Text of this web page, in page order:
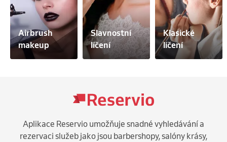
Airbrush
makeup
Slavnostní
líčení
Klasické
líčení
Aplikace Reservio umožňuje snadné vyhledávání a
rezervaci služeb jako jsou barbershopy, salóny krásy,